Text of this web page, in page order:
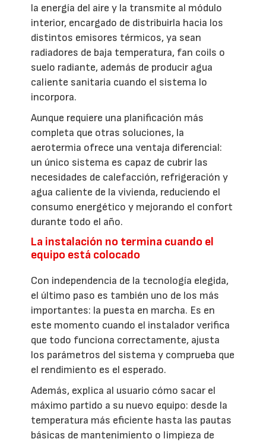
la energía del aire y la transmite al módulo
interior, encargado de distribuirla hacia los
distintos emisores térmicos, ya sean
radiadores de baja temperatura, fan coils o
suelo radiante, además de producir agua
caliente sanitaria cuando el sistema lo
incorpora.
Aunque requiere una planificación más
completa que otras soluciones, la
aerotermia ofrece una ventaja diferencial:
un único sistema es capaz de cubrir las
necesidades de calefacción, refrigeración y
agua caliente de la vivienda, reduciendo el
consumo energético y mejorando el confort
durante todo el año.
La instalación no termina cuando el
equipo está colocado
Con independencia de la tecnología elegida,
el último paso es también uno de los más
importantes: la puesta en marcha. Es en
este momento cuando el instalador verifica
que todo funciona correctamente, ajusta
los parámetros del sistema y comprueba que
el rendimiento es el esperado.
Además, explica al usuario cómo sacar el
máximo partido a su nuevo equipo: desde la
temperatura más eficiente hasta las pautas
básicas de mantenimiento o limpieza de